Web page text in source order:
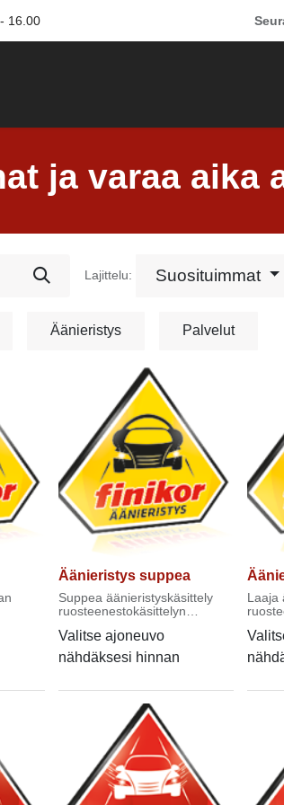
16.00
ja varaa aika
Lajittelu: Suosituimmat
Äänieristys Palvelut
Äänieristys suppea
Suppea äänieristyskäsittely
ruosteenestokäsittelyn
Valitse ajoneuvo
nähdäksesi hinnan
Laaja